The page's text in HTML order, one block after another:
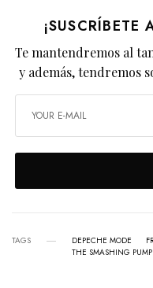
¡SUSCRÍBETE
Te mantendremos al
y además, tendremos
TAGS DEPECHE MODE
THE SMASHING